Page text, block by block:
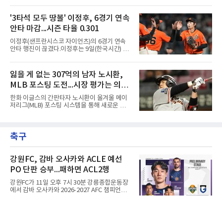
인트루이스에서 데뷔해 이듬해 마이애미로 이적
한 그는 2022년 리그 최다 228⅔이닝
김현수가 FA 시장에서 이적했던 충격적인 선례
가 소환되면서 벌써부터 팬들의 이목이 집중되
는 양상이다.다만 이번 협상은 과거 김현수 케이
스와는 판이하게 다른 환경 속에서 전개될 것으
로 보인다. 선수 측과 구단 간의 시각 차이가 팽
팽히 맞서며 내부 협상 과정은 극심한 진통을 겪
을 가능성이 크지만, 시장 외부에서 불어오는 변
에서 이탈하는 아픔을 겪었고, 이어진 2026시즌
초중반에도 실전 감각 회복
'3타석 모두 땅볼' 이정후, 6경기 연속
안타 마감...시즌 타율 0.301
이정후(샌프란시스코 자이언츠)의 6경기 연속
안타 행진이 끊겼다.이정후는 9일(한국시간) 미
트로이트 타이거스와의 홈경기에 2번 타자 우익
수로 출전해 3타수 무안타에 그쳤다. 시즌 타율
은 0.301로 하락했다. 1회와 4회 유격수 땅볼, 7
회 2루수 땅볼로 물러났고 9회초 대수비와 교체
됐다.샌프란시스코는 팀 전체가 2안타에 묶인
데다 7회 6실점이 겹쳐 0-8로 졌다.샌디에이고
파드리스 송성문은 휴스턴 애스트로스와의 홈경
잃을 게 없는 307억의 남자 노시환,
MLB 포스팅 도전...시장 평가는 의외
일 수 있어
한화 이글스의 간판타자 노시환이 올겨울 메이
저리그(MLB) 포스팅 시스템을 통해 새로운 도전
을 포함했다. 국내에서 이미 최고 수준의 대우와
확실한 입지를 확보한 만큼, 이번 메이저리그 도
이 없는 도전에 가깝다. 노시환은 이미 KBO리그
에서 연평균 약 28억 원에 달하는 대형 계약과
한화의 프랜차이즈 스타라는 지위를 얻었다. 만
약 MLB 구단들의 평가가 기대에 미치지 못하더
라도 돌아올 곳이 확실하다.그렇다고 포스팅 도
전의 의미가 작아지는 것은 아
축구
강원FC, 감바 오사카와 ACLE 예선
PO 단판 승부...패하면 ACL2행
강원FC가 11일 오후 7시 30분 강릉종합운동장
에서 감바 오사카와 2026-2027 AFC 챔피언스